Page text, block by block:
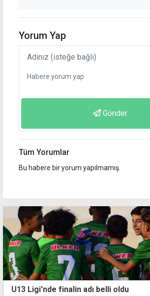
Yorum Yap
Gönder
Tüm Yorumlar
Bu habere bir yorum yapılmamış.
U13 Ligi'nde finalin adı belli oldu